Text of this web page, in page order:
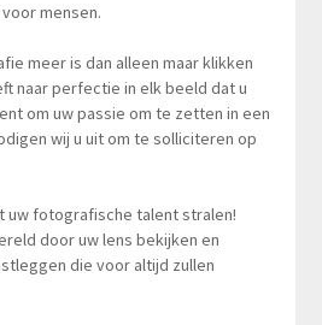
mensen.
meer is dan alleen maar klikken
naar perfectie in elk beeld dat u
om uw passie om te zetten in een
wij u uit om te solliciteren op
uw fotografische talent stralen!
door uw lens bekijken en
die voor altijd zullen